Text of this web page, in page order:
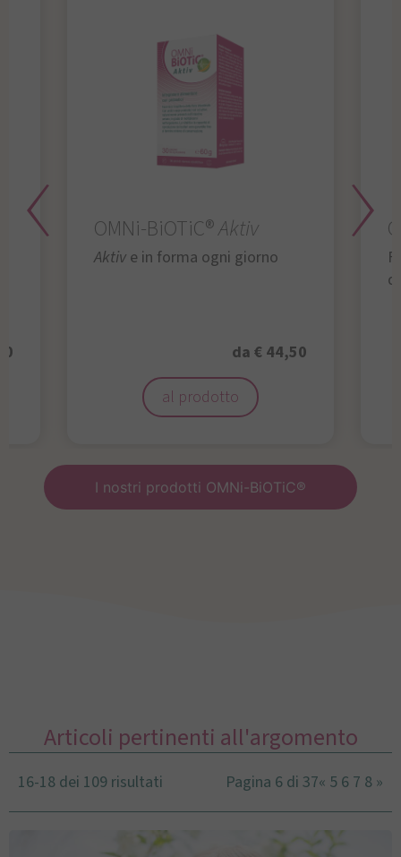
OMNi-BiOTiC®Aktiv
Aktiv e in forma ogni giorno
da € 44,50
al prodotto
I nostri prodotti OMNi-BiOTiC®
Articoli pertinenti all'argomento
16-18 dei 109 risultati Pagina 6 di 37« 5 6 7 8 »